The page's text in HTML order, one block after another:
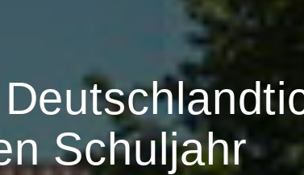
Schuljahr